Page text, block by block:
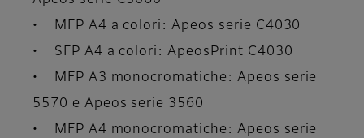
• MFP A4 a colori: Apeos serie C4030
• SFP A4 a colori: ApeosPrint C4030
• MFP A3 monocromatiche: Apeos serie
5570 e Apeos serie 3560
• MFP A4 monocromatiche: Apeos serie